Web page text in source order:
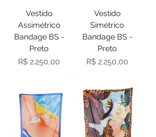
Vestido
Assimétrico
Bandage BS -
Preto
Preço
R$ 2.250,00
Vestido
Simétrico
Bandage BS -
Preto
Preço
R$ 2.250,00